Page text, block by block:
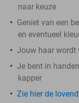
naar keuze
Geniet van een
en eventueel
Jouw haar wordt
Je bent in
kapper
Zie hier de